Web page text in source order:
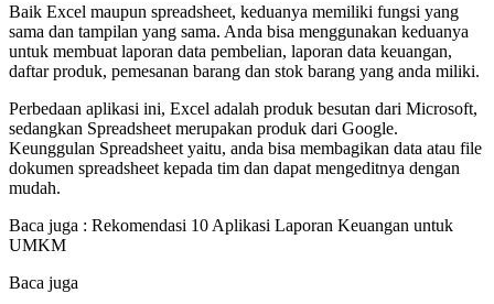
Baik Excel maupun spreadsheet, keduanya memiliki fungsi yang
sama dan tampilan yang sama. Anda bisa menggunakan keduanya
untuk membuat laporan data pembelian, laporan data keuangan,
daftar produk, pemesanan barang dan stok barang yang anda miliki.
Perbedaan aplikasi ini, Excel adalah produk besutan dari Microsoft,
sedangkan Spreadsheet merupakan produk dari Google.
Keunggulan Spreadsheet yaitu, anda bisa membagikan data atau file
dokumen spreadsheet kepada tim dan dapat mengeditnya dengan
mudah.
Baca juga : Rekomendasi 10 Aplikasi Laporan Keuangan untuk
UMKM
Baca juga